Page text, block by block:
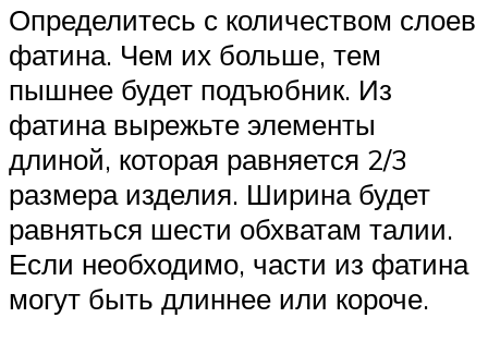
Определитесь с количеством слоев
фатина. Чем их больше, тем
пышнее будет подъюбник. Из
фатина вырежьте элементы
длиной, которая равняется 2/3
размера изделия. Ширина будет
равняться шести обхватам талии.
Если необходимо, части из фатина
могут быть длиннее или короче.